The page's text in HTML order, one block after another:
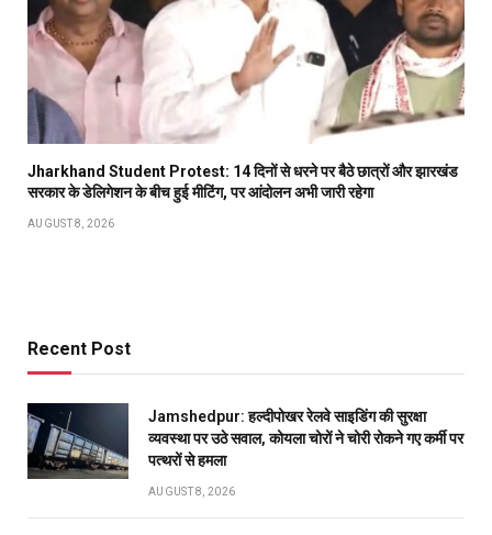
Jharkhand Student Protest: 14 दिनों से धरने पर बैठे छात्रों और झारखंड
सरकार के डेलिगेशन के बीच हुई मीटिंग, पर आंदोलन अभी जारी रहेगा
AUGUST 8, 2026
Recent Post
Jamshedpur: हल्दीपोखर रेलवे साइडिंग की सुरक्षा
व्यवस्था पर उठे सवाल, कोयला चोरों ने चोरी रोकने गए कर्मी पर
पत्थरों से हमला
AUGUST 8, 2026